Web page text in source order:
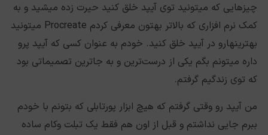
چیزهایی که میتونید توی آیپد خلق کنید حیرت زده میشید و به
کمک نرم افزاری که بالاتر بهتون معرفی کردم Procreate میتونید
بهترینهارو در آیپد خلق کنید. خودم به عنوان کسی که آیپد پرو
داره میتونم بگم یکی از درست‌ترین و به جاترین تصمیماتی بود
که توی زندگیم گرفتم.
من آیپد رو وقتی گرفتم که هیچ ابزار پورتابلی که بتونم با خودم
ببرم جایی نداشتم و قبل از اون هم فقط یک تبلت وکام ساده